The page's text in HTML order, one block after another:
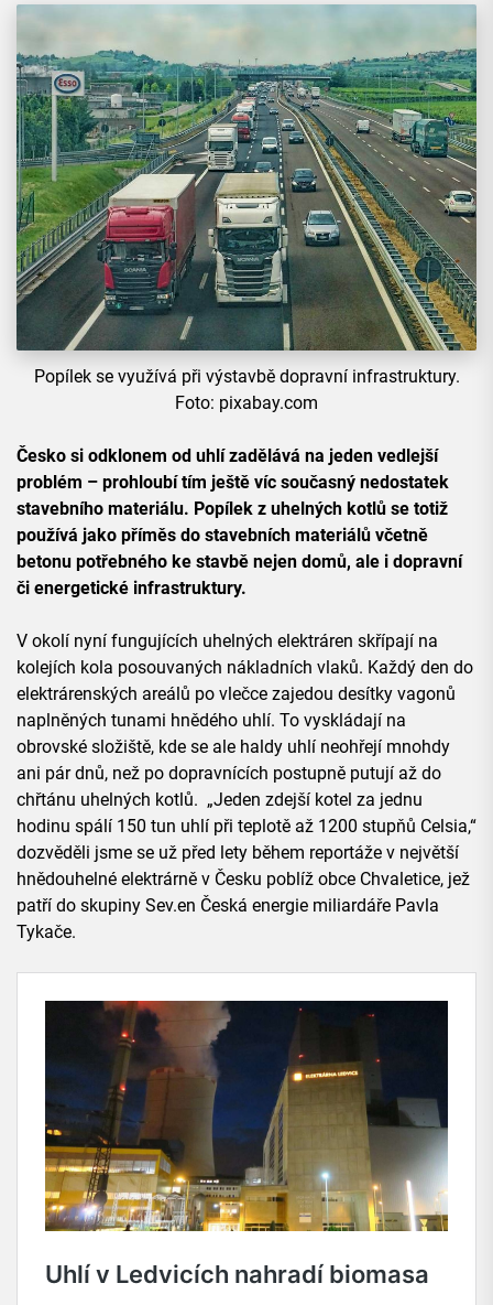
Popílek se využívá při výstavbě dopravní infrastruktury.
Foto: pixabay.com
Česko si odklonem od uhlí zadělává na jeden vedlejší
problém – prohloubí tím ještě víc současný nedostatek
stavebního materiálu. Popílek z uhelných kotlů se totiž
používá jako příměs do stavebních materiálů včetně
betonu potřebného ke stavbě nejen domů, ale i dopravní
či energetické infrastruktury.
V okolí nyní fungujících uhelných elektráren skřípají na
kolejích kola posouvaných nákladních vlaků. Každý den do
elektrárenských areálů po vlečce zajedou desítky vagonů
naplněných tunami hnědého uhlí. To vyskládají na
obrovské složiště, kde se ale haldy uhlí neohřejí mnohdy
ani pár dnů, než po dopravnících postupně putují až do
chřtánu uhelných kotlů. „Jeden zdejší kotel za jednu
hodinu spálí 150 tun uhlí při teplotě až 1200 stupňů Celsia,“
dozvěděli jsme se už před lety během reportáže v největší
hnědouhelné elektrárně v Česku poblíž obce Chvaletice, jež
patří do skupiny Sev.en Česká energie miliardáře Pavla
Tykače.